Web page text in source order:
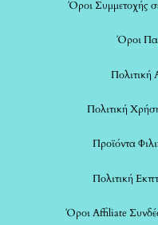
Όροι Συμμετοχής
Όροι
Πολιτική
Πολιτική
Προϊόντα
Πολιτική
Όροι Affiliate